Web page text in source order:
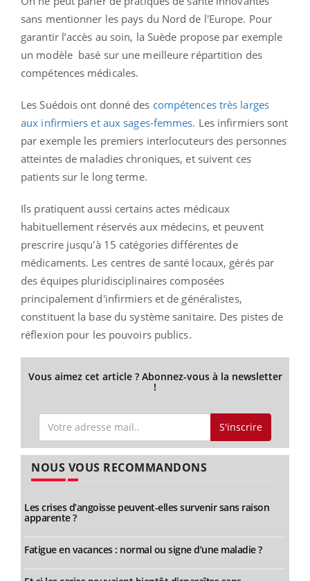
sans mentionner les pays du Nord de l'Europe. Pour
garantir l’accès au soin, la Suède propose par exemple
un modèle basé sur une meilleure répartition des
compétences médicales.
Les Suédois ont donné des compétences très larges
aux infirmiers et aux sages-femmes. Les infirmiers sont
par exemple les premiers interlocuteurs des personnes
atteintes de maladies chroniques, et suivent ces
patients sur le long terme.
Ils pratiquent aussi certains actes médicaux
habituellement réservés aux médecins, et peuvent
prescrire jusqu'à 15 catégories différentes de
médicaments. Les centres de santé locaux, gérés par
des équipes pluridisciplinaires composées
principalement d'infirmiers et de généralistes,
constituent la base du système sanitaire. Des pistes de
réflexion pour les pouvoirs publics.
Vous aimez cet article ? Abonnez-vous à la newsletter
!
S'inscrire
NOUS VOUS RECOMMANDONS
Les crises d’angoisse peuvent-elles survenir sans raison
apparente ?
Fatigue en vacances : normal ou signe d’une maladie ?